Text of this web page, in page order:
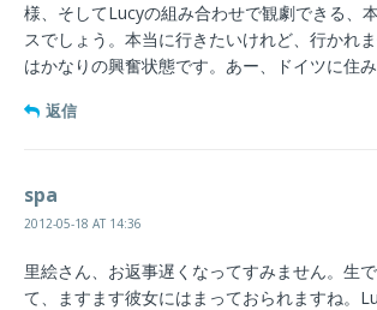
様、そしてLucyの組み合わせで観劇できる、
スでしょう。本当に行きたいけれど、行かれ
はかなりの興奮状態です。あー、ドイツに住み
返信
spa
2012-05-18 AT 14:36
里絵さん、お返事遅くなってすみません。生
て、ますます彼女にはまっておられますね。